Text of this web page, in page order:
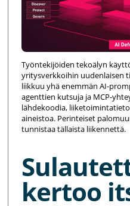
Työntekijöiden tekoälyn
yritysverkkoihin uudenlaisen
liikkuu yhä enemmän AI-
agenttien kutsuja ja MCP-
lähdekoodia,
aineistoa. Perinteiset
tunnistaa tällaista liikennettä.
kertoo